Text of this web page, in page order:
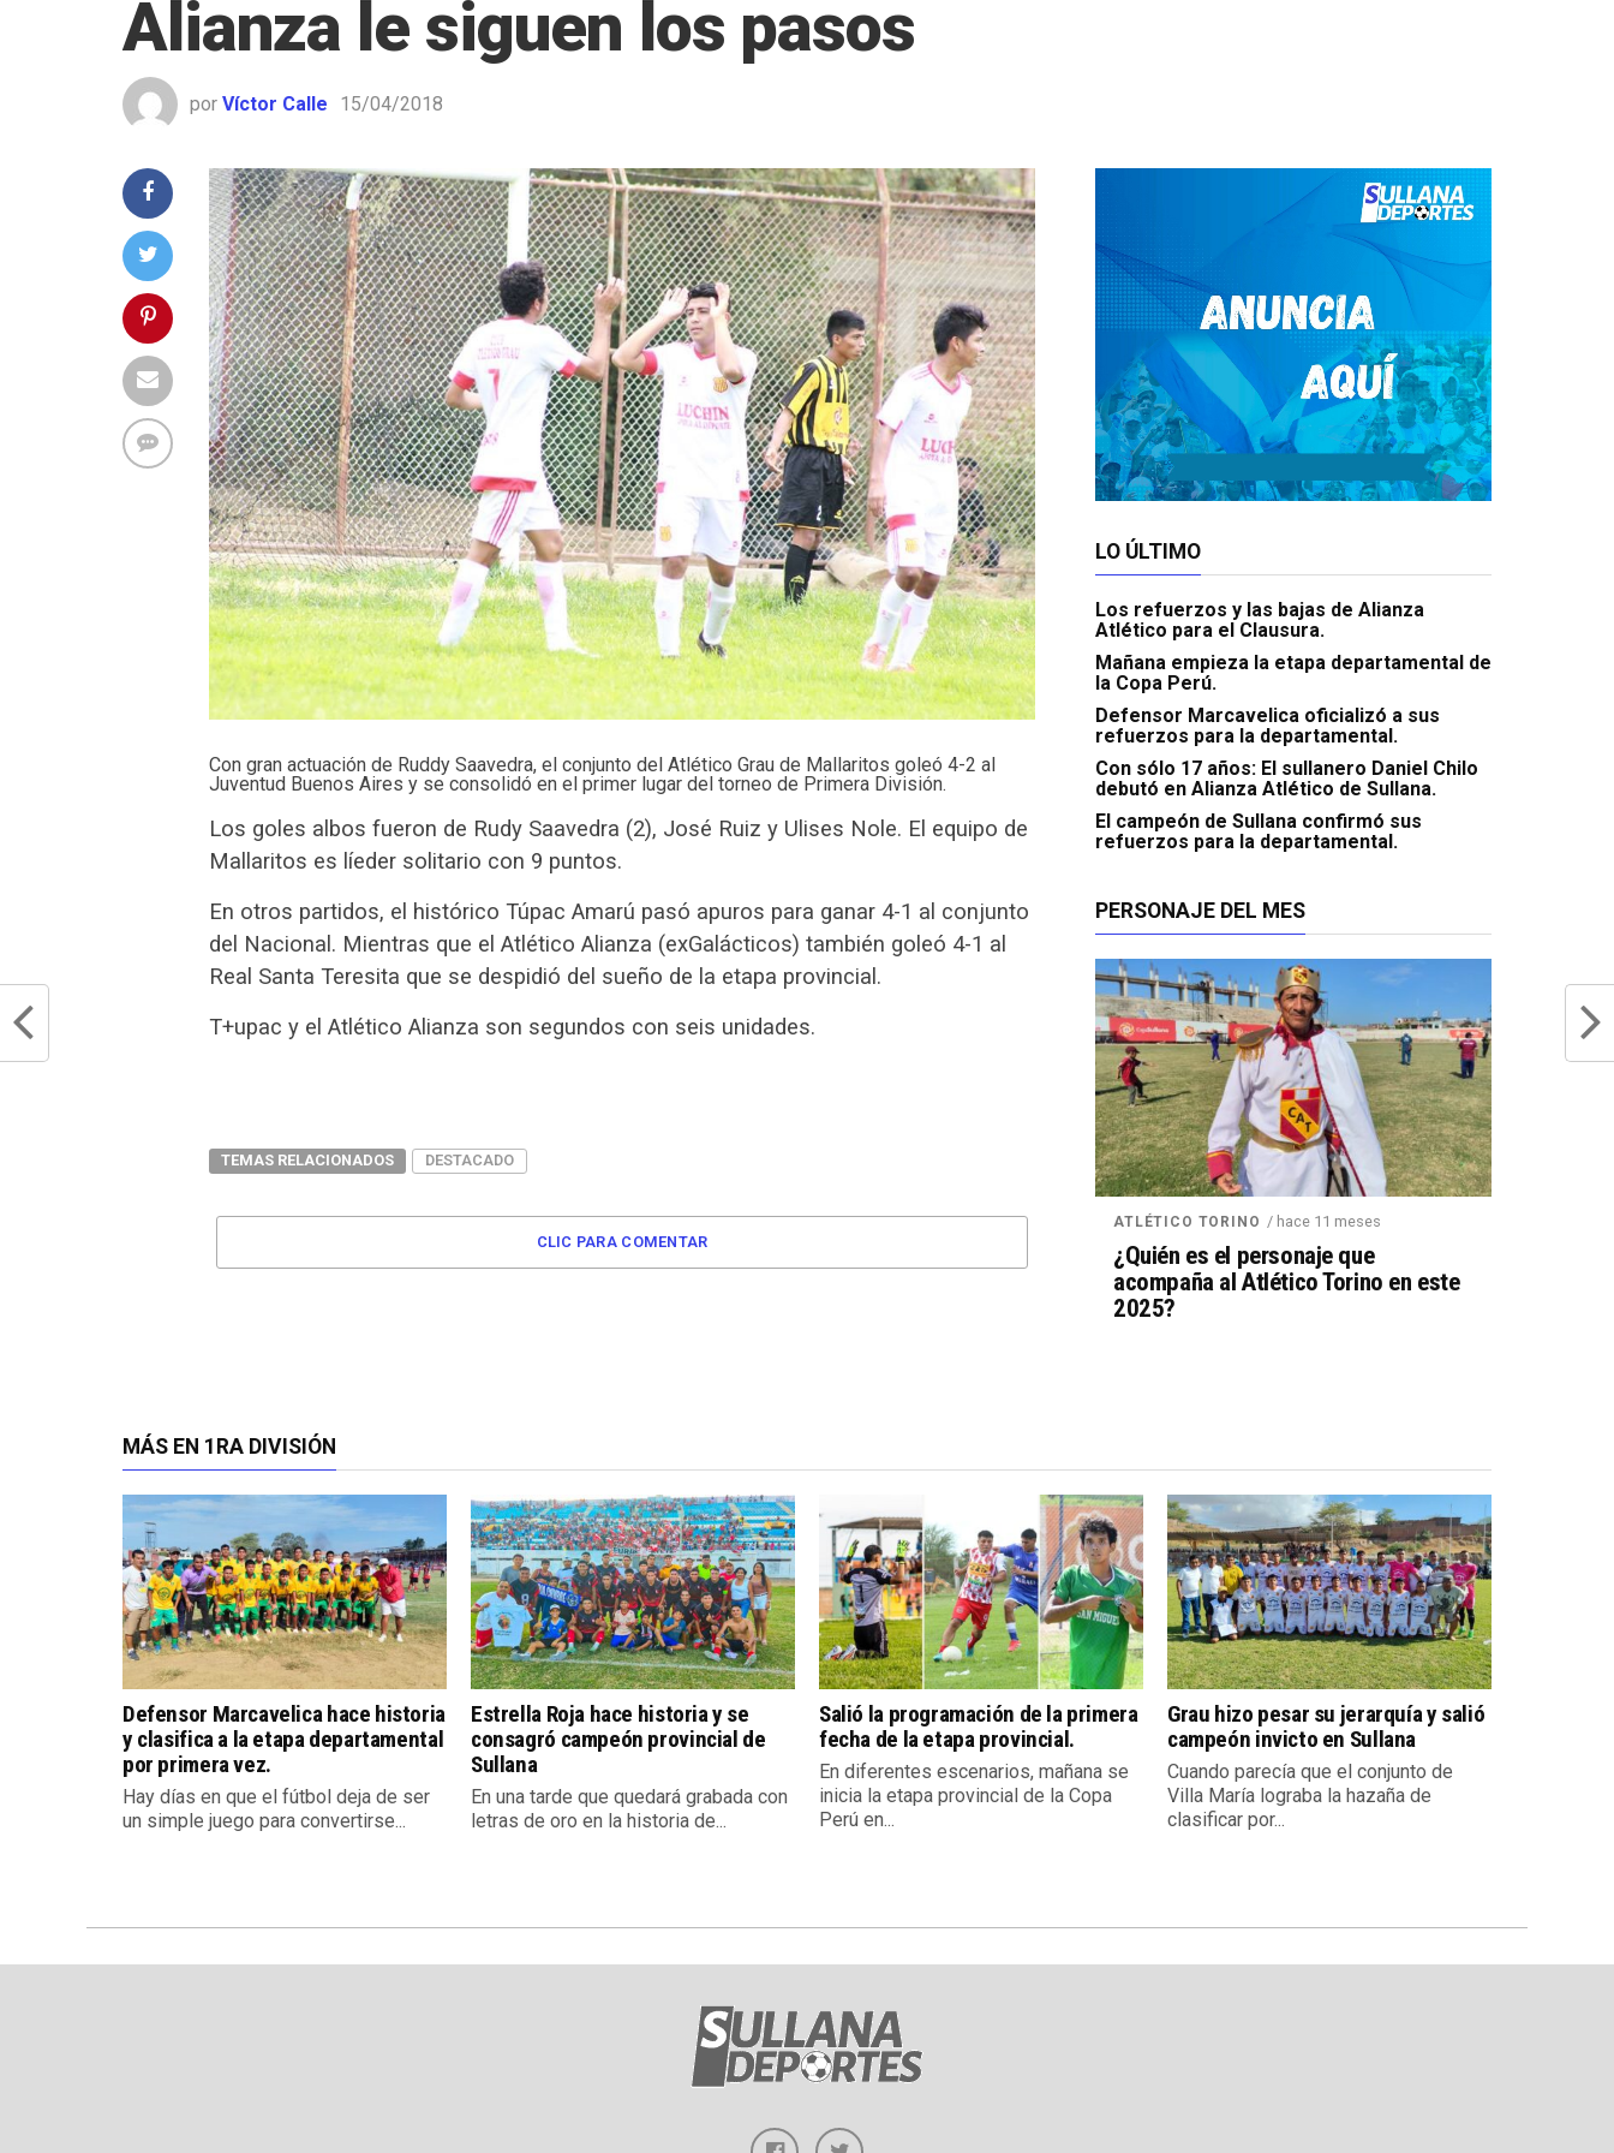
Alianza le siguen los pasos
por Víctor Calle 15/04/2018
Con gran actuación de Ruddy Saavedra, el conjunto del Atlético Grau de Mallaritos goleó 4-2 al
Juventud Buenos Aires y se consolidó en el primer lugar del torneo de Primera División.
Los goles albos fueron de Rudy Saavedra (2), José Ruiz y Ulises Nole. El equipo de
Mallaritos es líeder solitario con 9 puntos.
En otros partidos, el histórico Túpac Amarú pasó apuros para ganar 4-1 al conjunto
del Nacional. Mientras que el Atlético Alianza (exGalácticos) también goleó 4-1 al
Real Santa Teresita que se despidió del sueño de la etapa provincial.
T+upac y el Atlético Alianza son segundos con seis unidades.
TEMAS RELACIONADOS DESTACADO
CLIC PARA COMENTAR
LO ÚLTIMO
Los refuerzos y las bajas de Alianza
Atlético para el Clausura.
Mañana empieza la etapa departamental de
la Copa Perú.
Defensor Marcavelica oficializó a sus
refuerzos para la departamental.
Con sólo 17 años: El sullanero Daniel Chilo
debutó en Alianza Atlético de Sullana.
El campeón de Sullana confirmó sus
refuerzos para la departamental.
PERSONAJE DEL MES
ATLÉTICO TORINO / hace 11 meses
¿Quién es el personaje que
acompaña al Atlético Torino en este
2025?
MÁS EN 1RA DIVISIÓN
Defensor Marcavelica hace historia
y clasifica a la etapa departamental
por primera vez.
Hay días en que el fútbol deja de ser
un simple juego para convertirse...
Estrella Roja hace historia y se
consagró campeón provincial de
Sullana
En una tarde que quedará grabada con
letras de oro en la historia de...
Salió la programación de la primera
fecha de la etapa provincial.
En diferentes escenarios, mañana se
inicia la etapa provincial de la Copa
Perú en...
Grau hizo pesar su jerarquía y salió
campeón invicto en Sullana
Cuando parecía que el conjunto de
Villa María lograba la hazaña de
clasificar por...